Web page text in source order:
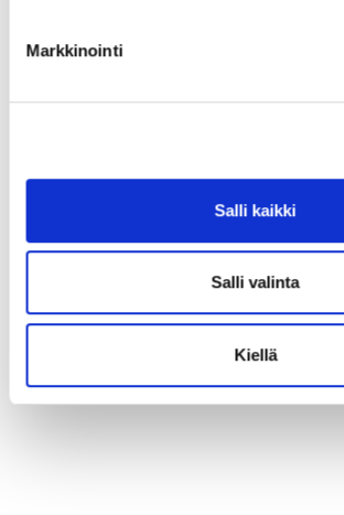
Markkinointi
Salli kaikki
Salli valinta
Kiellä